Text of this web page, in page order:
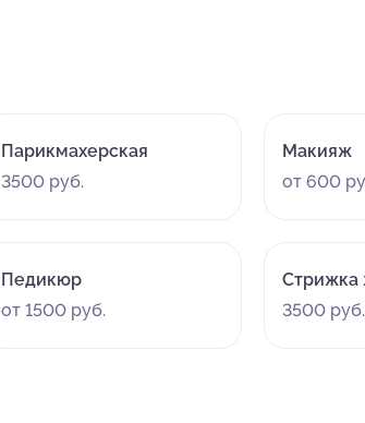
Парикмахерская
3500 руб.
Макияж
от 600
Педикюр
от 1500 руб.
Стрижка
3500 руб.